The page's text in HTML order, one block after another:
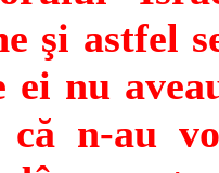
şi astfel
ei nu
n-au